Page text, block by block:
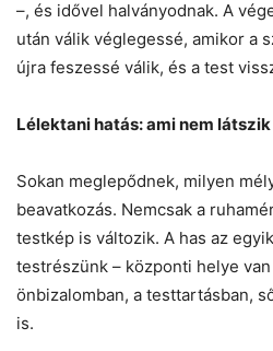
–, és idővel halványodnak. A
után válik véglegessé, amikor a
újra feszessé válik, és a test
Lélektani hatás: ami nem
Sokan meglepődnek, milyen
beavatkozás. Nemcsak a
testkép is változik. A has az
testrészünk – központi helye
önbizalomban, a testtartásban,
is.